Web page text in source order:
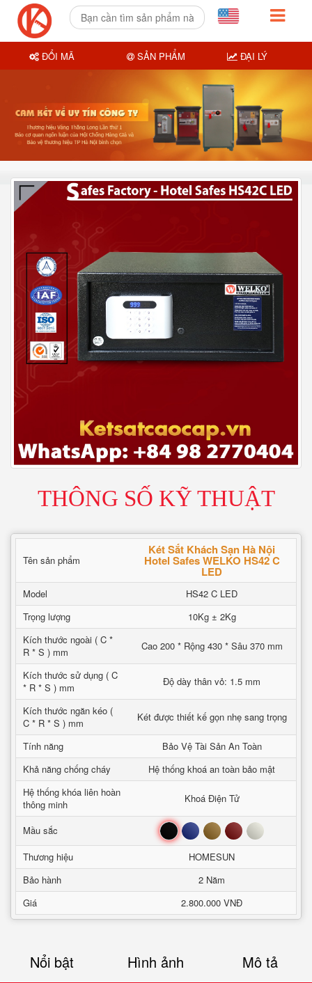
THÔNG SỐ KỸ THUẬT
Tên sản phẩm
Két Sắt Khách Sạn Hà Nội
Hotel Safes WELKO HS42 C
LED
Model
HS42 C LED
Trọng lượng
10Kg ± 2Kg
Kích thước ngoài ( C *
R * S ) mm
Cao 200 * Rộng 430 * Sâu 370 mm
Kích thước sử dụng ( C
* R * S ) mm
Độ dày thân vỏ: 1.5 mm
Kích thước ngăn kéo (
C * R * S ) mm
Két được thiết kế gọn nhẹ sang trọng
Tính năng
Bảo Vệ Tài Sản An Toàn
Khả năng chống cháy
Hệ thống khoá an toàn bảo mật
Hệ thống khóa liên hoàn
thông minh
Khoá Điện Tử
Mầu sắc Đen Xanh Nâu Đỏ Trắng
Thương hiệu
HOMESUN
Bảo hành
2 Năm
Giá
2.800.000 VNĐ
Nổi bật Hình ảnh Mô tả
ĐỔI MÃ SẢN PHẨM ĐẠI LÝ